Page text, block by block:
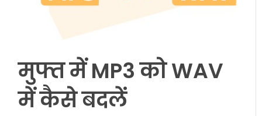
मुफ्त में MP3 को WAV
में कैसे बदलें